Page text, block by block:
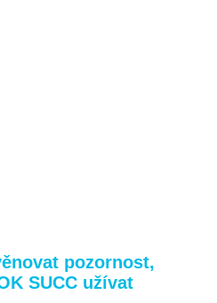
pozornost,
SUCC užívat